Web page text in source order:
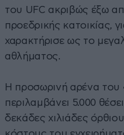
του UFC ακριβώς έξω
προεδρικής κατοικίας,
χαρακτήρισε ως το
αθλήματος.
Η προσωρινή αρένα του
περιλαμβάνει 5.000
δεκάδες χιλιάδες